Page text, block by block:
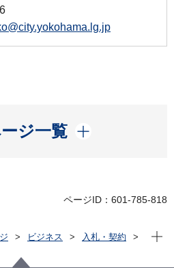
ジ一覧
開く
ページID：601-785-818
ビジネス
入札・契約
現在